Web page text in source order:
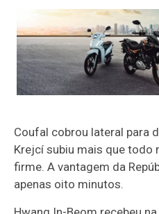
Coufal cobrou lateral para
Krejcí subiu mais que todo
firme. A vantagem da
apenas oito minutos.